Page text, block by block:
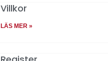
Villkor
LÄS MER »